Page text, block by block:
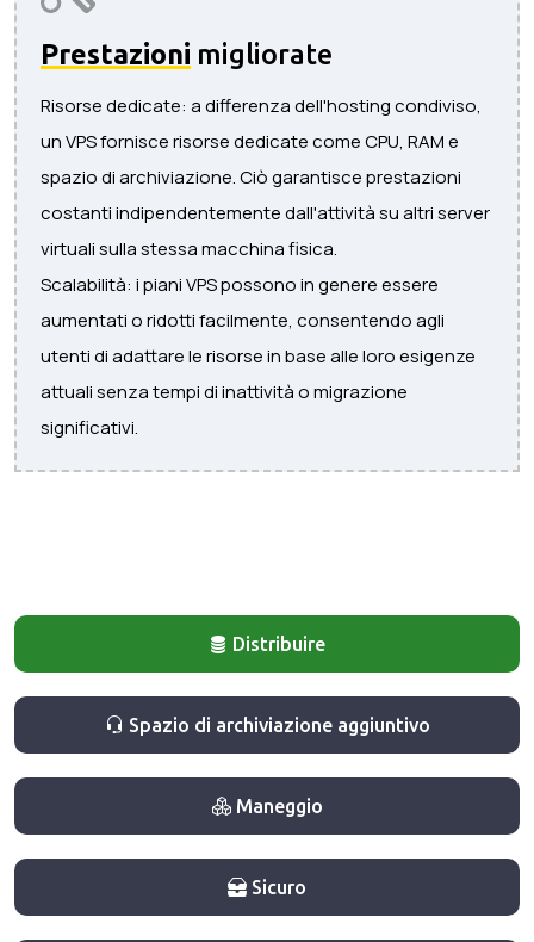
Prestazioni migliorate
Risorse dedicate: a differenza dell'hosting condiviso,
un VPS fornisce risorse dedicate come CPU, RAM e
spazio di archiviazione. Ciò garantisce prestazioni
costanti indipendentemente dall'attività su altri server
virtuali sulla stessa macchina fisica.
Scalabilità: i piani VPS possono in genere essere
aumentati o ridotti facilmente, consentendo agli
utenti di adattare le risorse in base alle loro esigenze
attuali senza tempi di inattività o migrazione
significativi.
Distribuire
Spazio di archiviazione aggiuntivo
Maneggio
Sicuro